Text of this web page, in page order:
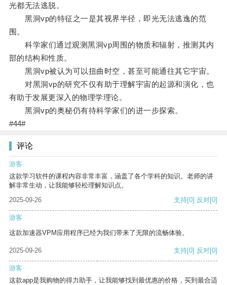
光都无法逃脱。
黑洞vp的特征之一是其视界半径，即光无法逃逸的范
围。
科学家们通过观测黑洞vp周围的物质和辐射，推测其内
部的结构和性质。
黑洞vp被认为可以扭曲时空，甚至可能通往其它宇宙。
对黑洞vp的研究不仅有助于理解宇宙的起源和演化，也
有助于发展更深入的物理学理论。
黑洞vp的奥秘仍有待科学家们的进一步探索。
#44#
评论
游客
这款学习软件的课程内容非常丰富，涵盖了各个学科的知识。老师的讲
解非常生动，让我能够轻松理解知识点。
2025-09-26
支持[0] 反对[0]
游客
这款加速器VPM应用程序已经为我们带来了无限的流畅体验。
2025-09-26 支持[0] 反对[0]
游客
这款app是我购物的得力助手，让我能够找到最优惠的价格，买到最合适